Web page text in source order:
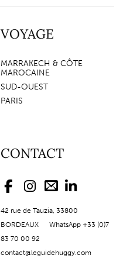
VOYAGE
MARRAKECH & CÔTE
MAROCAINE
SUD-OUEST
PARIS
CONTACT
42 rue de Tauzia, 33800
BORDEAUX WhatsApp +33 (0)7
83 70 00 92
contact@leguidehuggy.com